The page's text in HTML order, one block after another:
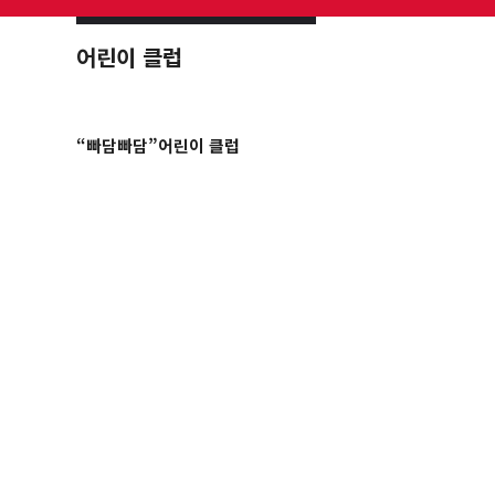
어린이 클럽
“빠담빠담”어린이 클럽